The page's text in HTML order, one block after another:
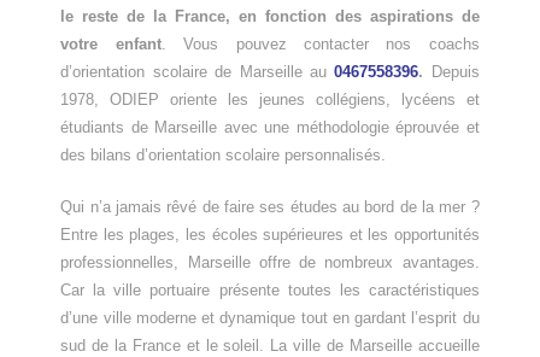
le reste de la France, en fonction des aspirations de
votre enfant.Vous pouvez contacter nos coachs
d’orientation scolaire de Marseille au0467558396. Depuis
1978, ODIEP oriente les jeunes collégiens, lycéens et
étudiants de Marseille avec une méthodologie éprouvée et
des bilans d’orientation scolaire personnalisés.
Qui n’a jamais rêvé de faire ses études au bord de la mer ?
Entre les plages, les écoles supérieures et les opportunités
professionnelles, Marseille offre de nombreux avantages.
Car la ville portuaire présente toutes les caractéristiques
d’une ville moderne et dynamique tout en gardant l’esprit du
sud de la France et le soleil. La ville de Marseille accueille